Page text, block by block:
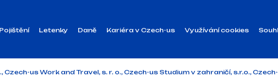
Pojištění Letenky Daně Kariéra v Czech-us Využívání cookies
us Work and Travel, s. r. o., Czech-us Studium v zahraničí, s.r.o.,